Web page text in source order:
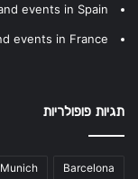
events in Spain
events in France
תגיות פופולריות
Barcelona